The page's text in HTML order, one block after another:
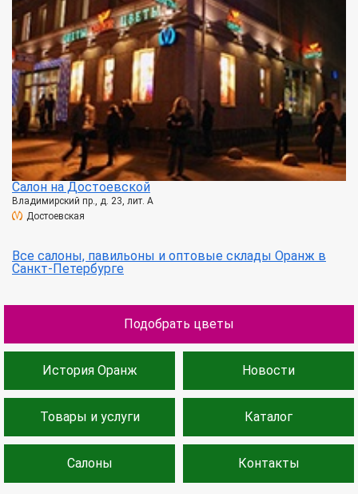
Салон на Достоевской
Владимирский пр., д. 23, лит. А
Достоевская
Все салоны, павильоны и оптовые склады Оранж в
Санкт-Петербурге
Подобрать цветы
История Оранж Новости
Товары и услуги Каталог
Салоны Контакты